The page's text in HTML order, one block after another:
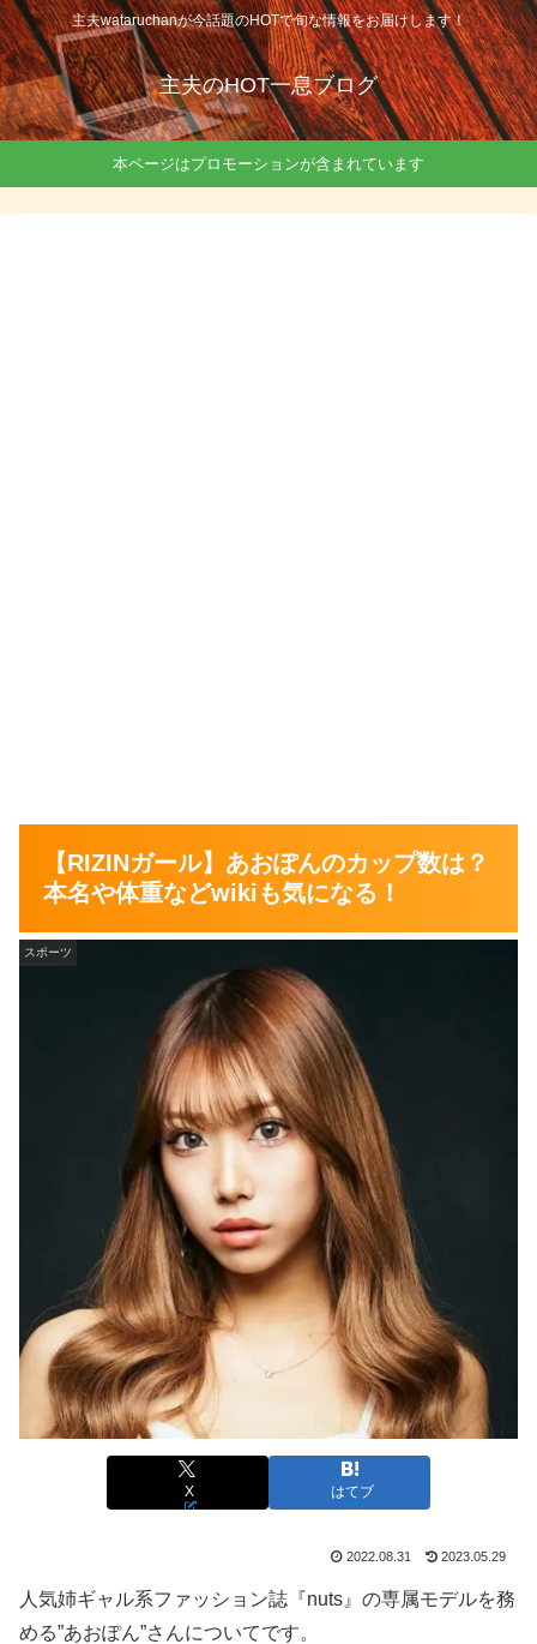
主夫wataruchanが今話題のHOTで旬な情報をお届けします！
主夫のHOT一息ブログ
本ページはプロモーションが含まれています
【RIZINガール】あおぽんのカップ数は？
本名や体重などwikiも気になる！
スポーツ
X はてブ
2022.08.31 2023.05.29
人気姉ギャル系ファッション誌『nuts』の専属モデルを務
める”あおぽん”さんについてです。